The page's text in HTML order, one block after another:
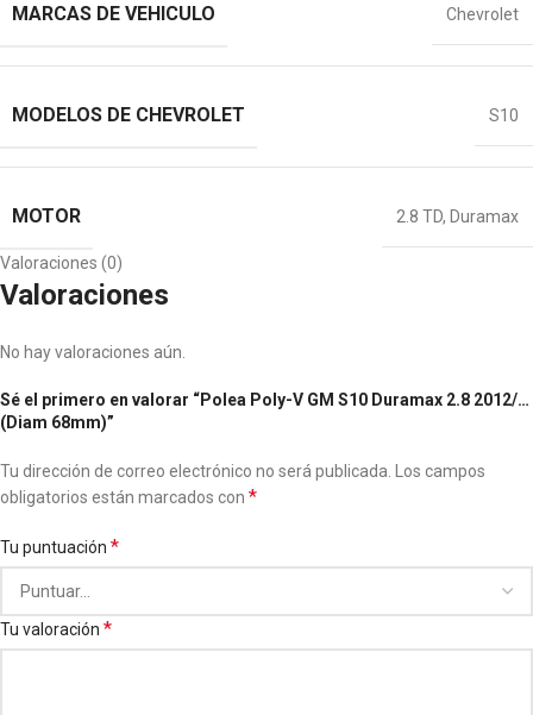
MARCAS DE VEHICULO Chevrolet
MODELOS DE CHEVROLET S10
MOTOR 2.8 TD, Duramax
Valoraciones (0)
Valoraciones
No hay valoraciones aún.
Sé el primero en valorar “Polea Poly-V GM S10 Duramax 2.8 2012/…
(Diam 68mm)”
Tu dirección de correo electrónico no será publicada. Los campos
obligatorios están marcados con *
Tu puntuación *
Tu valoración *